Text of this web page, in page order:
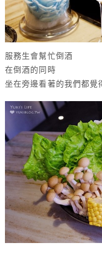
服務生會幫忙倒酒
在倒酒的同時
坐在旁邊看著的我們都